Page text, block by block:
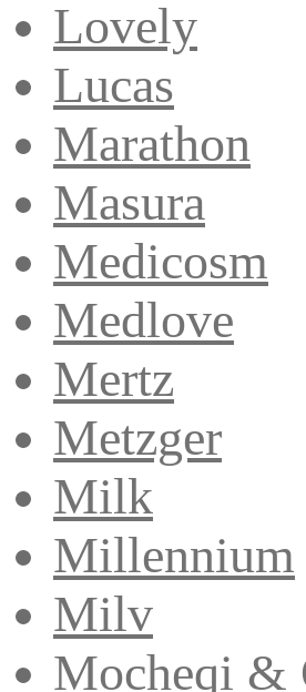
Lovely
Lucas
Marathon
Masura
Medicosm
Medlove
Mertz
Metzger
Milk
Millennium
Milv
Mocheqi &